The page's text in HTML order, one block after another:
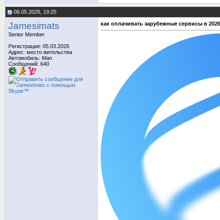
06.05.2026, 19:25
Jamesimats
Senior Member
Регистрация: 05.03.2026
Адрес: место жительства
Автомобиль: Man
Сообщений: 640
как оплачивать зарубежные сервисы в